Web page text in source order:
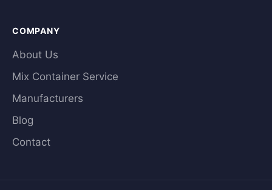
COMPANY
About Us
Mix Container Service
Manufacturers
Blog
Contact